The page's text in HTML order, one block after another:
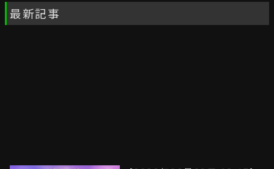
最新記事